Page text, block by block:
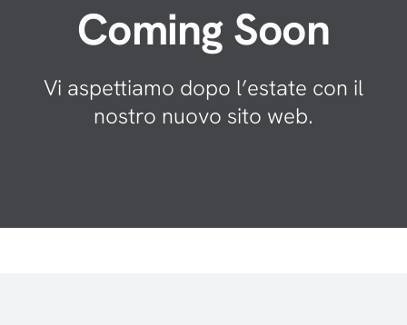
Coming Soon
Vi aspettiamo dopo l’estate con il
nostro nuovo sito web.